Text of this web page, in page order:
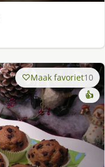
Maak favoriet10
👍